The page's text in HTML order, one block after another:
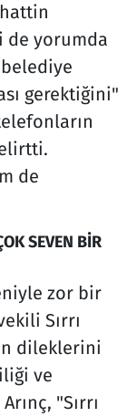
de yorumda
gerektiğini"
de
SEVEN BİR
zor bir
Sırrı
dileklerini
ve
"Sırrı